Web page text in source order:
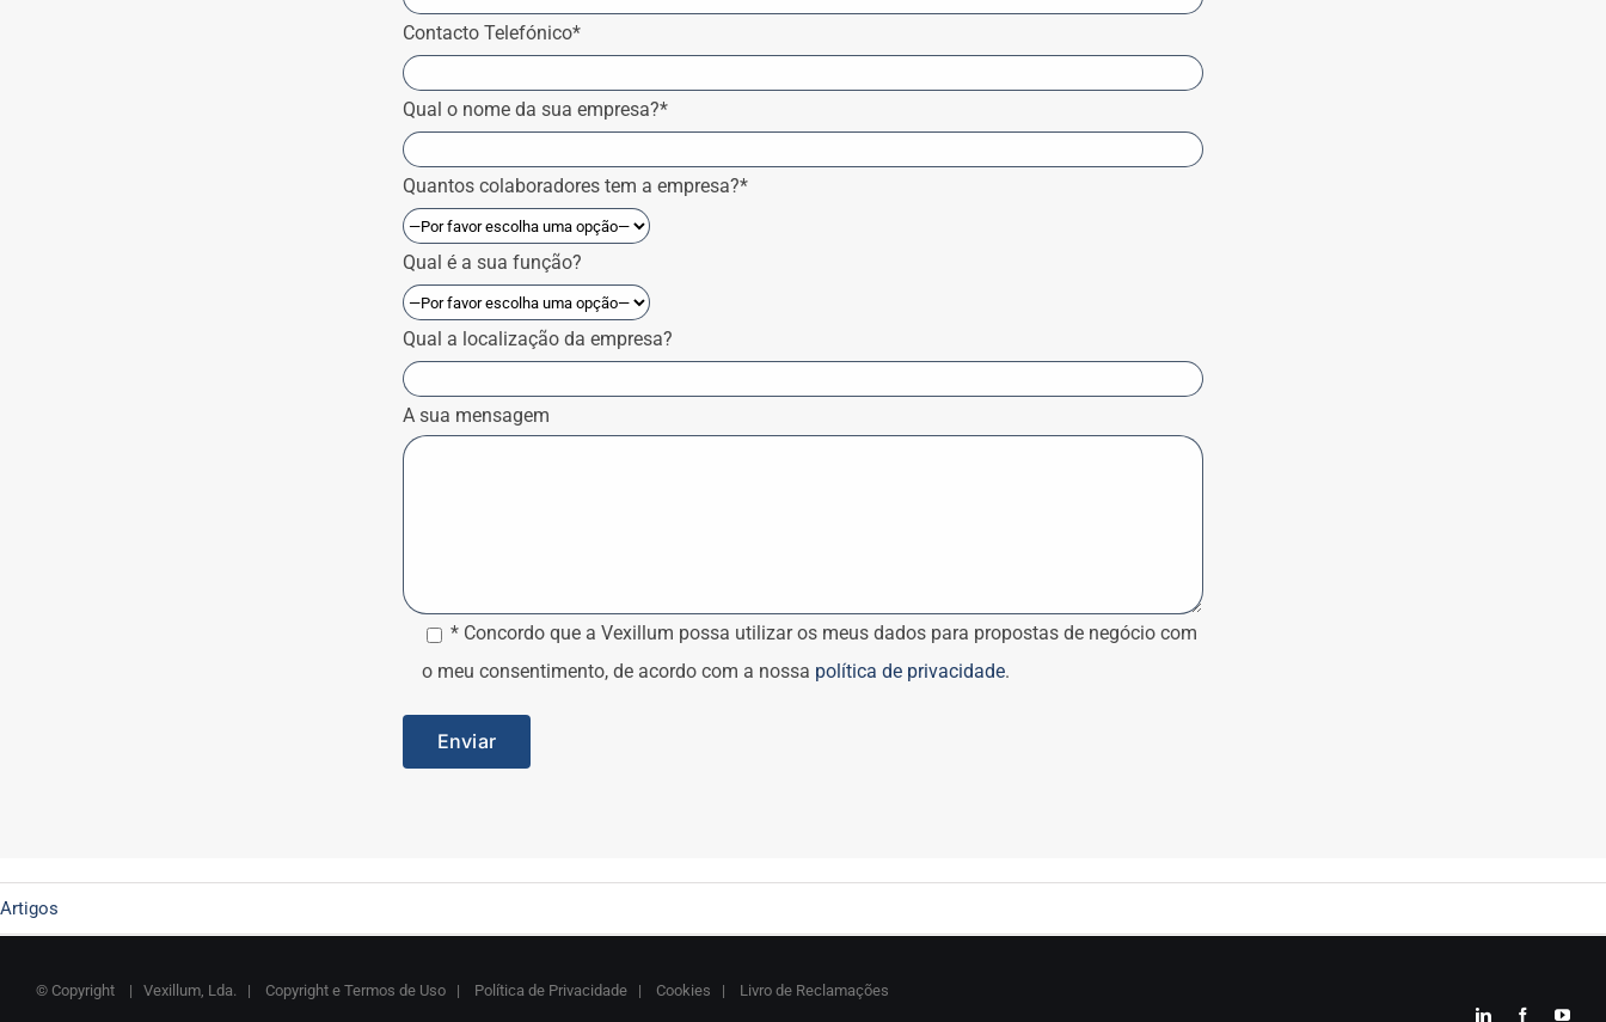
Contacto Telefónico*
Qual o nome da sua empresa?*
Quantos colaboradores tem a empresa?*
Qual é a sua função?
Qual a localização da empresa?
A sua mensagem
* Concordo que a Vexillum possa utilizar os meus dados para propostas de negócio com
o meu consentimento, de acordo com a nossa política de privacidade.
Artigos
© Copyright | Vexillum, Lda. | Copyright e Termos de Uso | Política de Privacidade | Cookies | Livro de Reclamações
LinkedInFacebook